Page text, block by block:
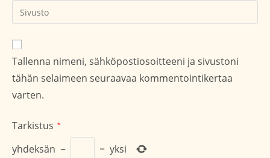
Kirjoita
sivustosi
verkko-
osoite/URL
(valinnainen)
Tallenna nimeni, sähköpostiosoitteeni ja sivustoni
tähän selaimeen seuraavaa kommentointikertaa
varten.
Tarkistus *
yhdeksän − = yksi